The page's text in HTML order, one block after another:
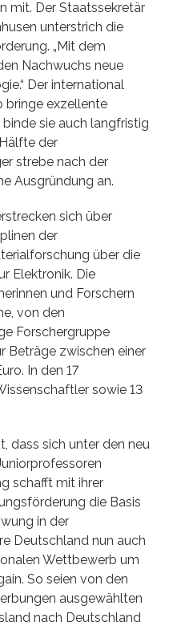
mit. Der Staatssekretär
unterstrich die
„Mit dem
Nachwuchs neue
Der international
bringe exzellente
sie auch langfristig
der
strebe nach der
Ausgründung an.
sich über
der
über die
Elektronik. Die
und Forschern
von den
Forschergruppe
Beträge zwischen einer
In den 17
sowie 13
dass sich unter den neu
schafft mit ihrer
die Basis
in der
Deutschland nun auch
Wettbewerb um
So seien von den
ausgewählten
nach Deutschland